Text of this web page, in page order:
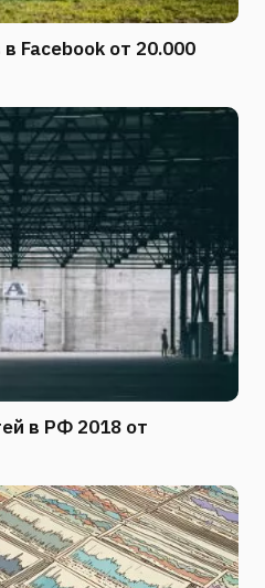
Facebook от 20.000
в РФ 2018 от